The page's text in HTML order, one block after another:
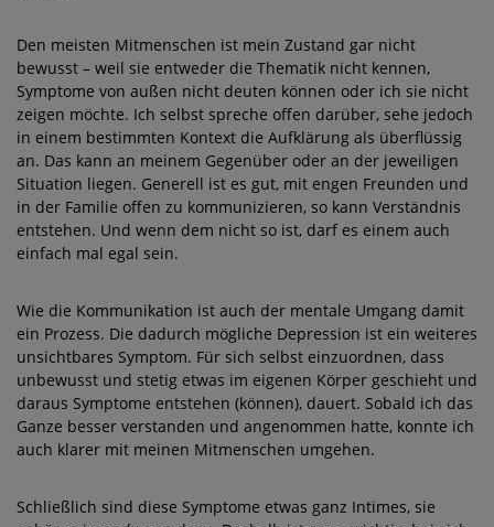
Den meisten Mitmenschen ist mein Zustand gar nicht
bewusst – weil sie entweder die Thematik nicht kennen,
Symptome von außen nicht deuten können oder ich sie nicht
zeigen möchte. Ich selbst spreche offen darüber, sehe jedoch
in einem bestimmten Kontext die Aufklärung als überflüssig
an. Das kann an meinem Gegenüber oder an der jeweiligen
Situation liegen. Generell ist es gut, mit engen Freunden und
in der Familie offen zu kommunizieren, so kann Verständnis
entstehen. Und wenn dem nicht so ist, darf es einem auch
einfach mal egal sein.
Wie die Kommunikation ist auch der mentale Umgang damit
ein Prozess. Die dadurch mögliche Depression ist ein weiteres
unsichtbares Symptom. Für sich selbst einzuordnen, dass
unbewusst und stetig etwas im eigenen Körper geschieht und
daraus Symptome entstehen (können), dauert. Sobald ich das
Ganze besser verstanden und angenommen hatte, konnte ich
auch klarer mit meinen Mitmenschen umgehen.
Schließlich sind diese Symptome etwas ganz Intimes, sie